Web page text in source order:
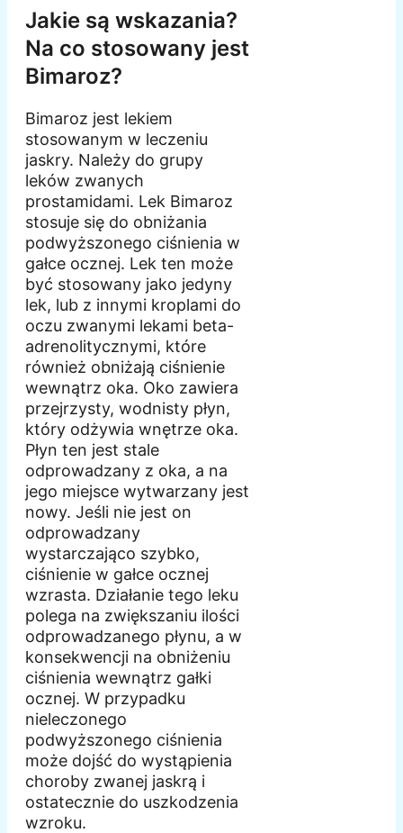
Jakie są wskazania?
Na co stosowany jest
Bimaroz?
Bimaroz jest lekiem
stosowanym w leczeniu
jaskry. Należy do grupy
leków zwanych
prostamidami. Lek Bimaroz
stosuje się do obniżania
podwyższonego ciśnienia w
gałce ocznej. Lek ten może
być stosowany jako jedyny
lek, lub z innymi kroplami do
oczu zwanymi lekami beta-
adrenolitycznymi, które
również obniżają ciśnienie
wewnątrz oka. Oko zawiera
przejrzysty, wodnisty płyn,
który odżywia wnętrze oka.
Płyn ten jest stale
odprowadzany z oka, a na
jego miejsce wytwarzany jest
nowy. Jeśli nie jest on
odprowadzany
wystarczająco szybko,
ciśnienie w gałce ocznej
wzrasta. Działanie tego leku
polega na zwiększaniu ilości
odprowadzanego płynu, a w
konsekwencji na obniżeniu
ciśnienia wewnątrz gałki
ocznej. W przypadku
nieleczonego
podwyższonego ciśnienia
może dojść do wystąpienia
choroby zwanej jaskrą i
ostatecznie do uszkodzenia
wzroku.